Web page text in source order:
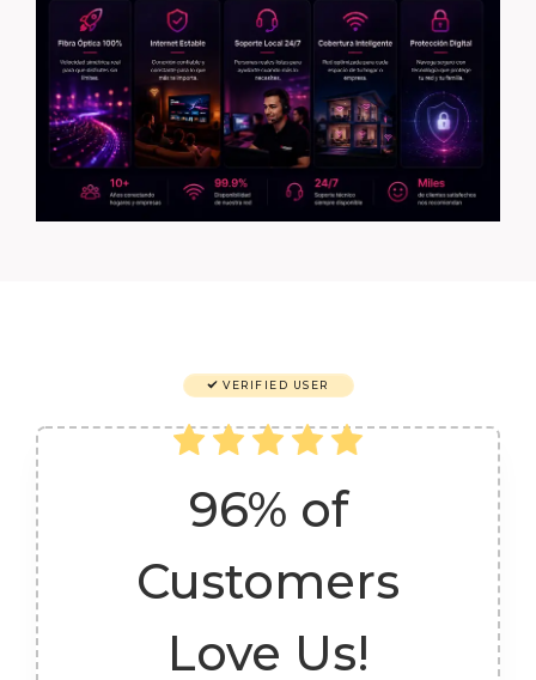
VERIFIED USER
96% of
Customers
Love Us!